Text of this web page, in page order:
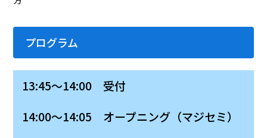
プログラム
13:45～14:00 受付
14:00～14:05 オープニング（マジセミ）